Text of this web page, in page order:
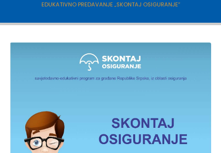
EDUKATIVNO PREDAVANJE „SKONTAJ OSIGURANJE“